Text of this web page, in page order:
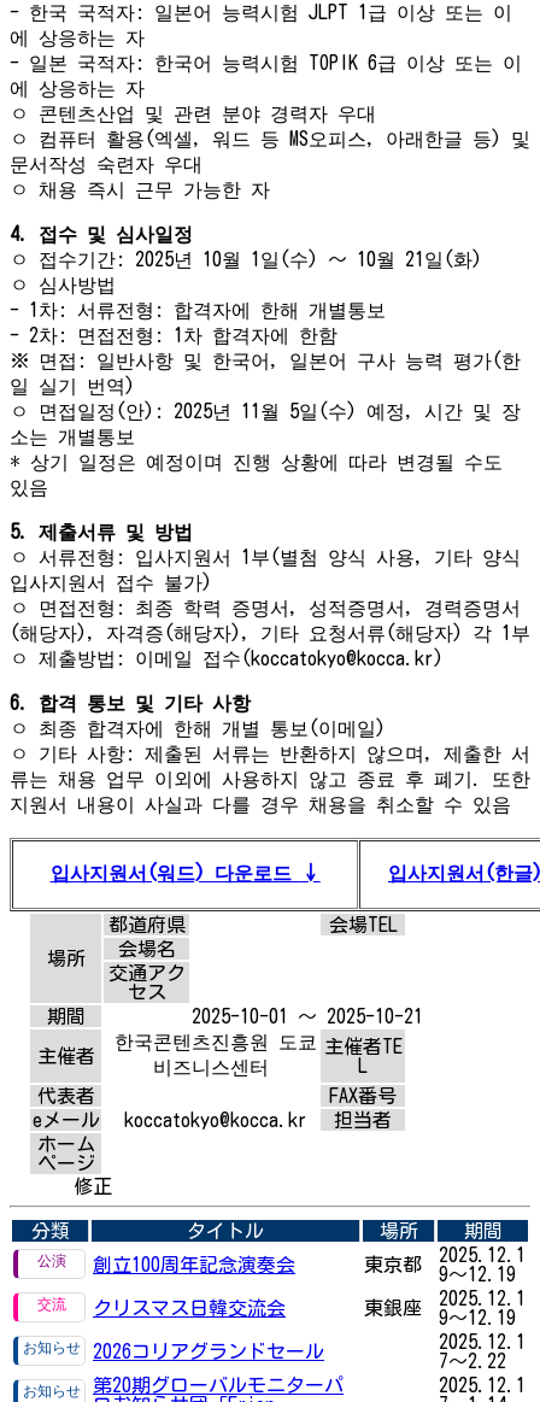
- 한국 국적자: 일본어 능력시험 JLPT 1급 이상 또는 이
에 상응하는 자
- 일본 국적자: 한국어 능력시험 TOPIK 6급 이상 또는 이
에 상응하는 자
ㅇ 콘텐츠산업 및 관련 분야 경력자 우대
ㅇ 컴퓨터 활용(엑셀, 워드 등 MS오피스, 아래한글 등) 및
문서작성 숙련자 우대
ㅇ 채용 즉시 근무 가능한 자
4. 접수 및 심사일정
ㅇ 접수기간: 2025년 10월 1일(수) 〜 10월 21일(화)
ㅇ 심사방법
- 1차: 서류전형: 합격자에 한해 개별통보
- 2차: 면접전형: 1차 합격자에 한함
※ 면접: 일반사항 및 한국어, 일본어 구사 능력 평가(한
일 실기 번역)
ㅇ 면접일정(안): 2025년 11월 5일(수) 예정, 시간 및 장
소는 개별통보
* 상기 일정은 예정이며 진행 상황에 따라 변경될 수도
있음
5. 제출서류 및 방법
ㅇ 서류전형: 입사지원서 1부(별첨 양식 사용, 기타 양식
입사지원서 접수 불가)
ㅇ 면접전형: 최종 학력 증명서, 성적증명서, 경력증명서
(해당자), 자격증(해당자), 기타 요청서류(해당자) 각 1부
ㅇ 제출방법: 이메일 접수(koccatokyo@kocca.kr)
6. 합격 통보 및 기타 사항
ㅇ 최종 합격자에 한해 개별 통보(이메일)
ㅇ 기타 사항: 제출된 서류는 반환하지 않으며, 제출한 서
류는 채용 업무 이외에 사용하지 않고 종료 후 폐기. 또한
지원서 내용이 사실과 다를 경우 채용을 취소할 수 있음
입사지원서(워드) 다운로드 ↓ 입사지원서(한
場所
都道府県
会場TEL
会場名
交通アク
セス
期間
2025-10-01 ～ 2025-10-21
主催者
한국콘텐츠진흥원 도쿄
비즈니스센터
主催者TE
代表者
FAX番号
eメール
koccatokyo@kocca.kr
担当者
ホーム
ページ
修正
分類 タイトル 場所
期間
創立100周年記念演奏会
東京都
2025.12.1
9～12.19
クリスマス日韓交流会
東銀座
2025.12.1
9～12.19
2026コリアグランドセール
2025.12.1
7～2.22
第20期グローバルモニターパ
2025.12.1